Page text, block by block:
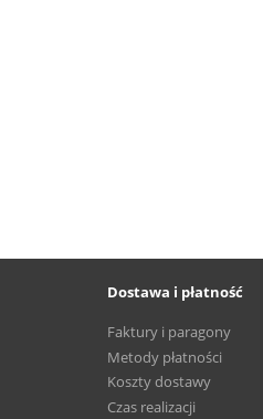
Dostawa i płatność
Faktury i paragony
Metody płatności
Koszty dostawy
Czas realizacji